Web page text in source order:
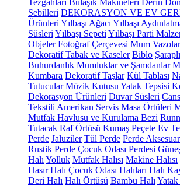
Tezgahları Bulaşık Makineleri Derin
Sebilleri DEKORASYON VE EV
Ürünleri Yılbaşı Ağacı Yılbaşı
Süsleri Yılbaşı Sepeti Yılbaşı Parti
Objeler Fotoğraf Çerçevesi Mum Vazolar
Dekoratif Tabak ve Kaseler Biblo
Buhurdanlık Mumluklar ve Şamdanlar
Kumbara Dekoratif Taşlar Kül Tablası
Tutucular Müzik Kutusu Yatak Tepsisi
Dekorasyon Ürünleri Duvar Süsleri
Tekstili Amerikan Servis Masa Örtüleri
Mutfak Havlusu ve Kurulama Bezi
Tutacak Raf Örtüsü Kumaş Peçete Ev
Perde Jaluziler Tül Perde Perde
Rustik Perde Çocuk Odası Perdesi
Halı Yolluk Mutfak Halısı Makine Halısı
Hasır Halı Çocuk Odası Halıları Halı
Deri Halı Halı Örtüsü Bambu Halı Yatak